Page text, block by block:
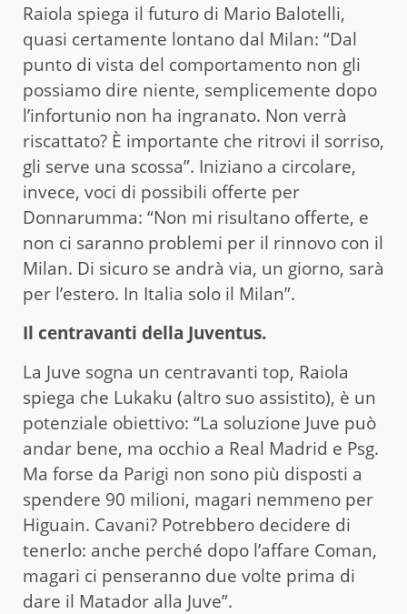
Raiola spiega il futuro di Mario Balotelli,
quasi certamente lontano dal Milan: “Dal
punto di vista del comportamento non gli
possiamo dire niente, semplicemente dopo
l’infortunio non ha ingranato. Non verrà
riscattato? È importante che ritrovi il sorriso,
gli serve una scossa”. Iniziano a circolare,
invece, voci di possibili offerte per
Donnarumma: “Non mi risultano offerte, e
non ci saranno problemi per il rinnovo con il
Milan. Di sicuro se andrà via, un giorno, sarà
per l’estero. In Italia solo il Milan”.
Il centravanti della Juventus.
La Juve sogna un centravanti top, Raiola
spiega che Lukaku (altro suo assistito), è un
potenziale obiettivo: “La soluzione Juve può
andar bene, ma occhio a Real Madrid e Psg.
Ma forse da Parigi non sono più disposti a
spendere 90 milioni, magari nemmeno per
Higuain. Cavani? Potrebbero decidere di
tenerlo: anche perché dopo l’affare Coman,
magari ci penseranno due volte prima di
dare il Matador alla Juve”.